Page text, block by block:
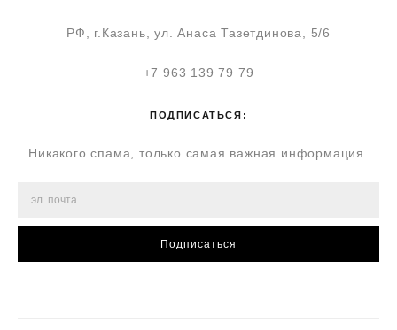
РФ, г.Казань, ул. Анаса Тазетдинова, 5/6
+7 963 139 79 79
ПОДПИСАТЬСЯ:
Никакого спама, только самая важная информация.
Подписаться